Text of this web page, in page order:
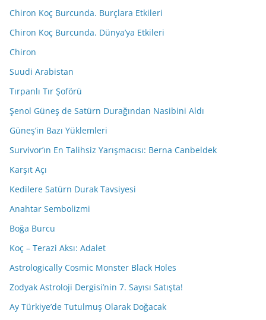
Chiron Koç Burcunda. Burçlara Etkileri
Chiron Koç Burcunda. Dünya’ya Etkileri
Chiron
Suudi Arabistan
Tırpanlı Tır Şoförü
Şenol Güneş de Satürn Durağından Nasibini Aldı
Güneş’in Bazı Yüklemleri
Survivor’ın En Talihsiz Yarışmacısı: Berna Canbeldek
Karşıt Açı
Kedilere Satürn Durak Tavsiyesi
Anahtar Sembolizmi
Boğa Burcu
Koç – Terazi Aksı: Adalet
Astrologically Cosmic Monster Black Holes
Zodyak Astroloji Dergisi’nin 7. Sayısı Satışta!
Ay Türkiye’de Tutulmuş Olarak Doğacak